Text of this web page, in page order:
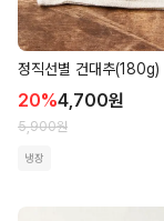
정직선별 건대추(180g)
20%4,700원
5,900원
냉장